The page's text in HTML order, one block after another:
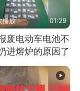
播放 01:29
废电动车电池不
进熔炉的原因了